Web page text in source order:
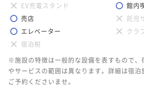
EV充電スタンド
館内
売店
託児
エレベーター
クラ
宿泊税
※施設の特徴は一般的な設備を表すもので、
やサービスの範囲は異なります。詳細は宿泊
ご予約くださいませ。